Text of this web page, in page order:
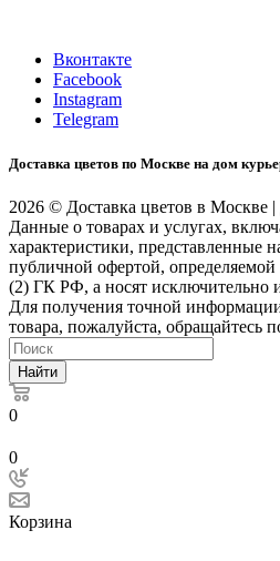
Вконтакте
Facebook
Instagram
Telegram
Доставка цветов по Москве на дом
2026 © Доставка цветов в Москве |
Данные о товарах и услугах,
характеристики, представленные
публичной офертой,
(2) ГК РФ, а носят исключительно
Для получения точной
товара, пожалуйста, обращайтесь
Найти
0
0
Корзина